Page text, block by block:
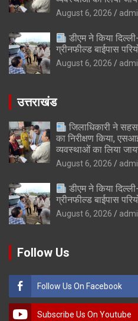
August 6, 2026
डीएम ने किया
ग्रीनफील्ड बाईपास
August 6, 2026
उत्तराखंड
जिलाधिकारी ने
का निरीक्षण किया,
व्यवस्थाओं का लिया
August 6, 2026
डीएम ने किया
ग्रीनफील्ड बाईपास
August 6, 2026
Follow Us
Follow Us On Facebook
Subscribe Us On Youtube